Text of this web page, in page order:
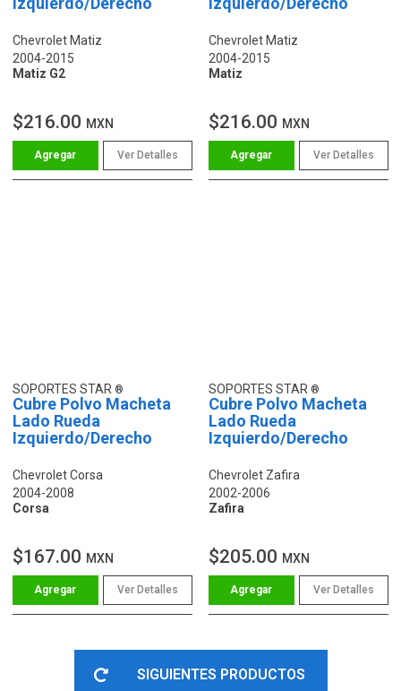
Chevrolet Matiz
2004-2015
Matiz G2
$216.00 MXN
Ver Detalles
Chevrolet Matiz
2004-2015
Matiz
$216.00 MXN
Ver Detalles
SOPORTES STAR
Cubre Polvo Macheta
Lado Rueda
Izquierdo/Derecho
Chevrolet Corsa
2004-2008
Corsa
$167.00 MXN
Ver Detalles
SOPORTES STAR
Cubre Polvo Macheta
Lado Rueda
Izquierdo/Derecho
Chevrolet Zafira
2002-2006
Zafira
$205.00 MXN
Ver Detalles
SIGUIENTES PRODUCTOS